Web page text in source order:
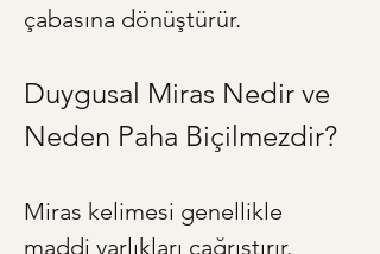
çabasına dönüştürür.
Duygusal Miras Nedir ve
Neden Paha Biçilmezdir?
Miras kelimesi genellikle
maddi varlıkları çağrıştırır.